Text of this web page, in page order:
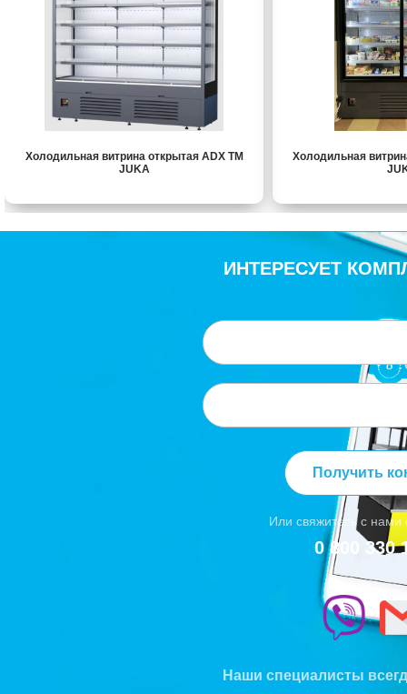
Холодильная витрина открытая ADX TM
JUKA
Холодильная
ИНТЕРЕСУЕТ
Получить
Или свяжитесь с
0 800 330
Наши специалисты